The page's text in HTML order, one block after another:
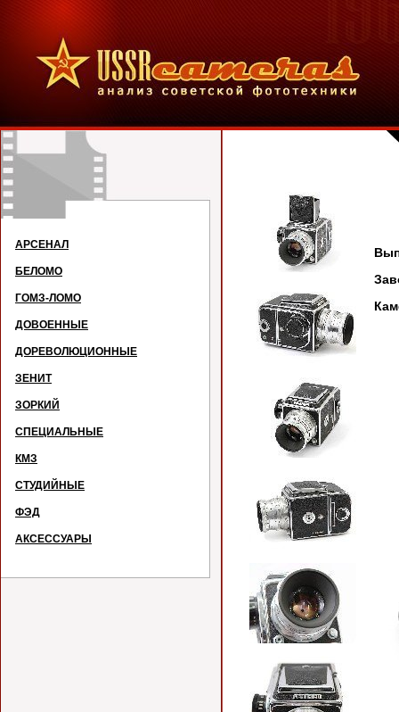
АРСЕНАЛ
БЕЛОМО
ГОМЗ-ЛОМО
ДОВОЕННЫЕ
ДОРЕВОЛЮЦИОННЫЕ
ЗЕНИТ
ЗОРКИЙ
СПЕЦИАЛЬНЫЕ
КМЗ
СТУДИЙНЫЕ
ФЭД
АКСЕССУАРЫ